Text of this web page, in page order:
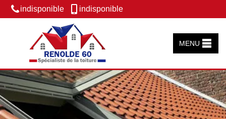
indisponible indisponible
MENU